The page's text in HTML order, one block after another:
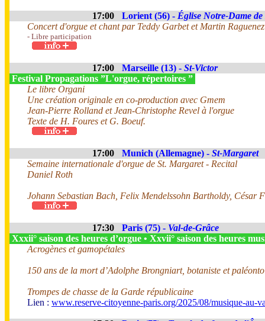
17:00 Lorient (56) - Église Notre-Dame
Concert d'orgue et chant par Teddy Garbet et Martin Raguenez
- Libre participation
17:00 Marseille (13) - St-Victor
Festival Propagations ”L'orgue, répertoires ”
Le libre Organi
Une création originale en co-production avec Gmem
Jean-Pierre Rolland et Jean-Christophe Revel à l'orgue
Texte de H. Foures et G. Boeuf.
17:00 Munich (Allemagne) - St-Margaret
Semaine internationale d'orgue de St. Margaret - Recital
Daniel Roth
Johann Sebastian Bach, Felix Mendelssohn Bartholdy, César
17:30 Paris (75) - Val-de-Grâce
Xxxii° saison des heures d’orgue • Xxvii° saison des heures
Acrogènes et gamopétales
150 ans de la mort d’Adolphe Brongniart, botaniste et
Trompes de chasse de la Garde républicaine
Lien : www.reserve-citoyenne-paris.org/2025/08/musique-au-